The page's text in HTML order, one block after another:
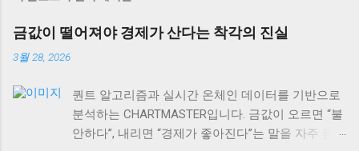
금값이 떨어져야 경제가 산다는 착각의 진실
3월 28, 2026
퀀트 알고리즘과 실시간 온체인 데이터를 기반으로
분석하는 CHARTMASTER입니다. 금값이 오르면 “불
안하다”, 내리면 “경제가 좋아진다”는 말을 자주 듣